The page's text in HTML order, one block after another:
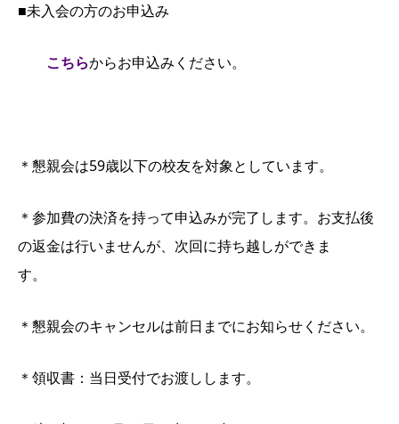
■未入会の方のお申込み
こちらからお申込みください。
＊懇親会は59歳以下の校友を対象としています。
＊参加費の決済を持って申込みが完了します。お支払後
の返金は行いませんが、次回に持ち越しができま
す。
＊懇親会のキャンセルは前日までにお知らせください。
＊領収書：当日受付でお渡しします。